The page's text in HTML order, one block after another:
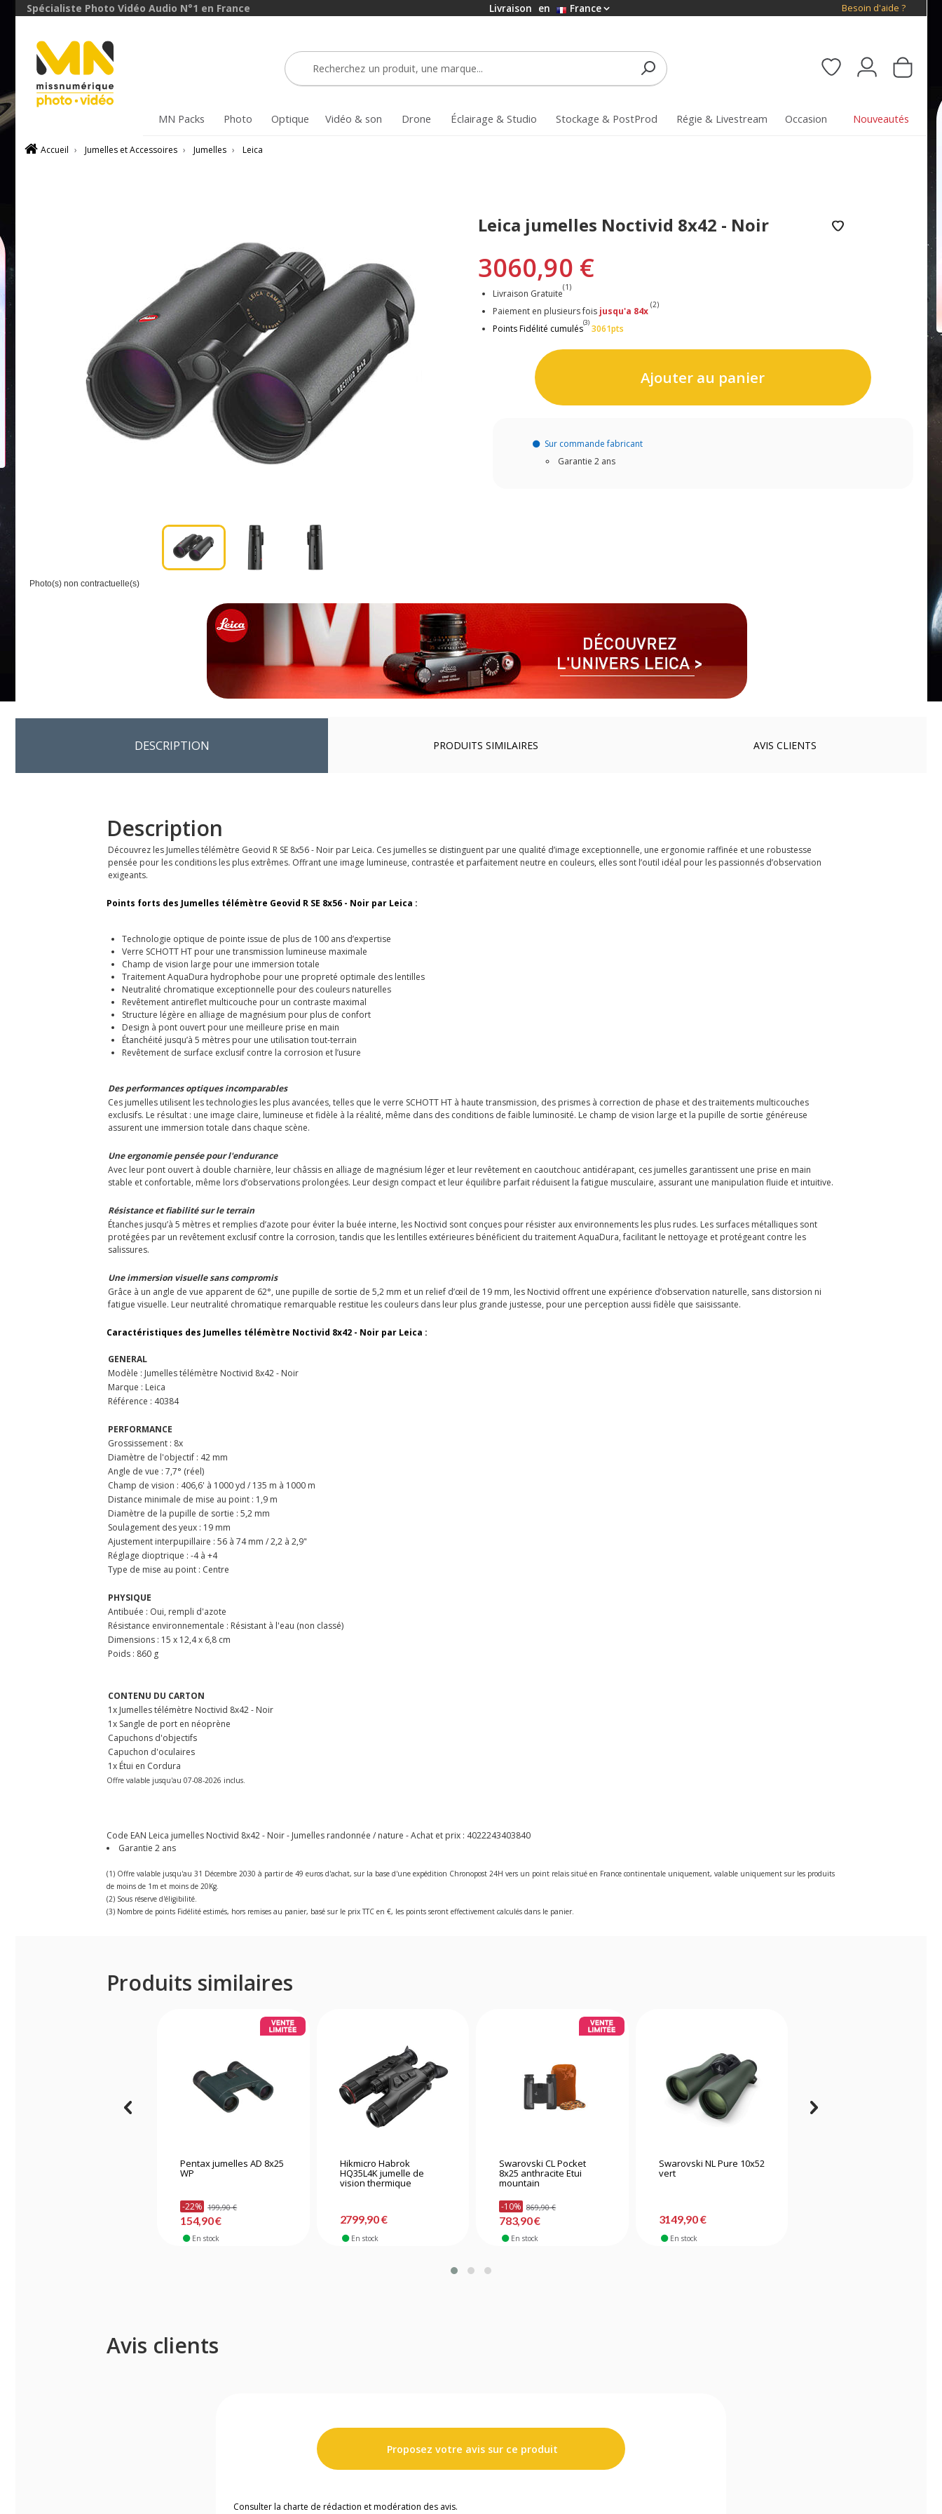
Spécialiste Photo Vidéo Audio N°1 en France Livraison en France Besoin d'aide ?
MN Packs Photo Optique Vidéo & son Drone Éclairage & Studio Stockage & PostProd Régie & Livestream Occasion Nouveautés
Accueil › Jumelles et Accessoires › Jumelles › Leica
Photo(s) non contractuelle(s)
Leica jumelles Noctivid 8x42 - Noir
3060,90 €
Livraison Gratuite
(1)
Paiement en plusieurs fois jusqu'a 84x
(2)
Points Fidélité cumulés
(3)
3061pts
Ajouter au panier
Sur commande fabricant
Garantie 2 ans
DESCRIPTION PRODUITS SIMILAIRES AVIS CLIENTS
Description
Découvrez les Jumelles télémètre Geovid R SE 8x56 - Noir par Leica. Ces jumelles se distinguent par une qualité d’image exceptionnelle, une ergonomie raffinée et une robustesse
pensée pour les conditions les plus extrêmes. Offrant une image lumineuse, contrastée et parfaitement neutre en couleurs, elles sont l’outil idéal pour les passionnés d’observation
exigeants.
Points forts des Jumelles télémètre Geovid R SE 8x56 - Noir par Leica :
Technologie optique de pointe issue de plus de 100 ans d’expertise
Verre SCHOTT HT pour une transmission lumineuse maximale
Champ de vision large pour une immersion totale
Traitement AquaDura hydrophobe pour une propreté optimale des lentilles
Neutralité chromatique exceptionnelle pour des couleurs naturelles
Revêtement antireflet multicouche pour un contraste maximal
Structure légère en alliage de magnésium pour plus de confort
Design à pont ouvert pour une meilleure prise en main
Étanchéité jusqu’à 5 mètres pour une utilisation tout-terrain
Revêtement de surface exclusif contre la corrosion et l’usure
Des performances optiques incomparables
Ces jumelles utilisent les technologies les plus avancées, telles que le verre SCHOTT HT à haute transmission, des prismes à correction de phase et des traitements multicouches
exclusifs. Le résultat : une image claire, lumineuse et fidèle à la réalité, même dans des conditions de faible luminosité. Le champ de vision large et la pupille de sortie généreuse
assurent une immersion totale dans chaque scène.
Une ergonomie pensée pour l'endurance
Avec leur pont ouvert à double charnière, leur châssis en alliage de magnésium léger et leur revêtement en caoutchouc antidérapant, ces jumelles garantissent une prise en main
stable et confortable, même lors d’observations prolongées. Leur design compact et leur équilibre parfait réduisent la fatigue musculaire, assurant une manipulation fluide et intuitive.
Résistance et fiabilité sur le terrain
Étanches jusqu’à 5 mètres et remplies d’azote pour éviter la buée interne, les Noctivid sont conçues pour résister aux environnements les plus rudes. Les surfaces métalliques sont
protégées par un revêtement exclusif contre la corrosion, tandis que les lentilles extérieures bénéficient du traitement AquaDura, facilitant le nettoyage et protégeant contre les
salissures.
Une immersion visuelle sans compromis
Grâce à un angle de vue apparent de 62°, une pupille de sortie de 5,2 mm et un relief d’œil de 19 mm, les Noctivid offrent une expérience d’observation naturelle, sans distorsion ni
fatigue visuelle. Leur neutralité chromatique remarquable restitue les couleurs dans leur plus grande justesse, pour une perception aussi fidèle que saisissante.
Caractéristiques des Jumelles télémètre Noctivid 8x42 - Noir par Leica :
GENERAL
Modèle : Jumelles télémètre Noctivid 8x42 - Noir
Marque : Leica
Référence : 40384
PERFORMANCE
Grossissement : 8x
Diamètre de l'objectif : 42 mm
Angle de vue : 7,7° (réel)
Champ de vision : 406,6' à 1000 yd / 135 m à 1000 m
Distance minimale de mise au point : 1,9 m
Diamètre de la pupille de sortie : 5,2 mm
Soulagement des yeux : 19 mm
Ajustement interpupillaire : 56 à 74 mm / 2,2 à 2,9"
Réglage dioptrique : -4 à +4
Type de mise au point : Centre
PHYSIQUE
Antibuée : Oui, rempli d'azote
Résistance environnementale : Résistant à l'eau (non classé)
Dimensions : 15 x 12,4 x 6,8 cm
Poids : 860 g
CONTENU DU CARTON
1x Jumelles télémètre Noctivid 8x42 - Noir
1x Sangle de port en néoprène
Capuchons d'objectifs
Capuchon d'oculaires
1x Étui en Cordura
Offre valable jusqu'au 07-08-2026 inclus.
Code EAN Leica jumelles Noctivid 8x42 - Noir - Jumelles randonnée / nature - Achat et prix : 4022243403840
Garantie 2 ans
(1) Offre valable jusqu'au 31 Décembre 2030 à partir de 49 euros d'achat, sur la base d'une expédition Chronopost 24H vers un point relais situé en France continentale uniquement, valable uniquement sur les produits
de moins de 1m et moins de 20Kg.
(2) Sous réserve d'éligibilité.
(3) Nombre de points Fidélité estimés, hors remises au panier, basé sur le prix TTC en €, les points seront effectivement calculés dans le panier.
Produits similaires
Pentax jumelles AD 8x25
WP
-22% 199,90 €
154,90 €
En stock
Hikmicro Habrok
HQ35L4K jumelle de
vision thermique
2799,90 €
En stock
Swarovski CL Pocket
8x25 anthracite Etui
mountain
-10% 869,90 €
783,90 €
En stock
Swarovski NL Pure 10x52
vert
3149,90 €
En stock
Avis clients
Proposez votre avis sur ce produit
Consulter la charte de rédaction et modération des avis.